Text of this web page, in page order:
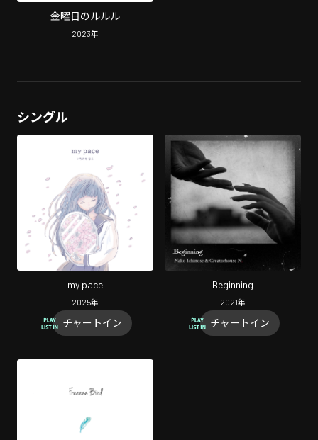
金曜日のルルル
2023年
シングル
my pace
2025年
チャートイン
Beginning
2021年
チャートイン